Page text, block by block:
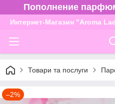
Пополнение
Интернет-Магазин "Aroma
Товари та послуги
–2%